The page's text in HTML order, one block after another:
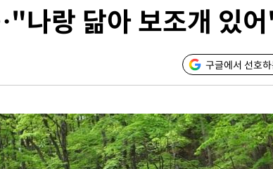
기·강원 많은 비[내일날씨]
바이잔 투란VC 입단
보니…한국 축구 '5승 2무'
내린 6258.77에 마쳐
원 마감
2018년 이후 첫 40도
나랑 닮아 보조개 있
구글에서 선호